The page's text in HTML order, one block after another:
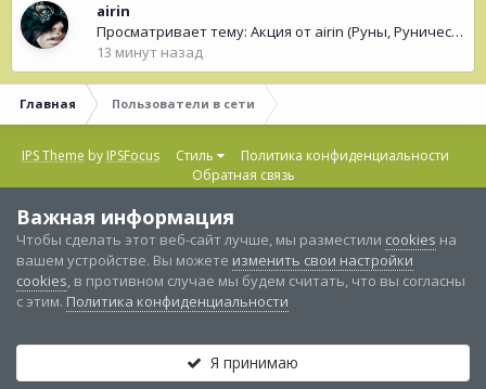
airin
Просматривает тему: Акция от airin (Руны, Рунические Оракулы, колоды Таро- Рун)
13 минут назад
Главная Пользователи в сети
IPS Theme by IPSFocus Стиль
Политика конфиденциальности
Обратная связь
Powered by Invision Community
Важная информация
Чтобы сделать этот веб-сайт лучше, мы разместили cookies на
вашем устройстве. Вы можете изменить свои настройки
cookies, в противном случае мы будем считать, что вы согласны
с этим. Политика конфиденциальности
Я принимаю
Категории и разделы Непрочитанные Больше